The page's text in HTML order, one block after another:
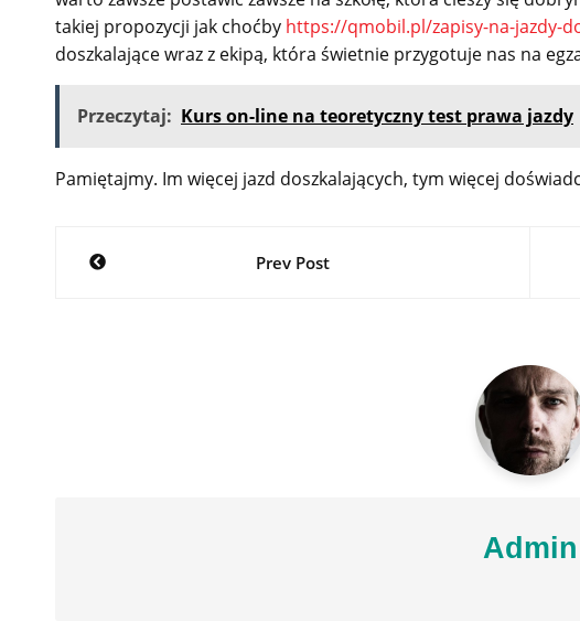
takiej propozycji jak choćby https://qmobil.pl/zapisy-na-jazdy-
doszkalające wraz z ekipą, która świetnie przygotuje nas na
Przeczytaj: Kurs on-line na teoretyczny test prawa jazdy
Pamiętajmy. Im więcej jazd doszkalających, tym więcej
Nawigacja
Prev Post
Admin